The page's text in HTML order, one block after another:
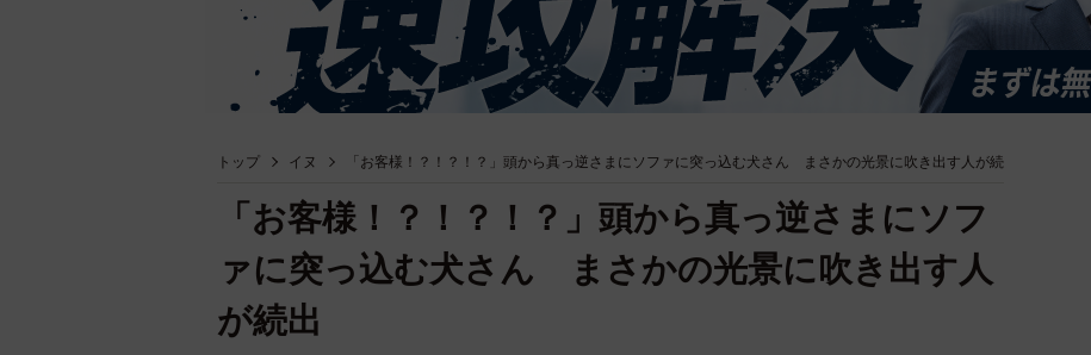
トップ イヌ 「お客様！？！？！？」頭から真っ逆さまにソファに突っ込む犬さん まさかの光景に吹き出す人が続
「お客様！？！？！？」頭から真っ逆さまにソフ
ァに突っ込む犬さん まさかの光景に吹き出す人
が続出